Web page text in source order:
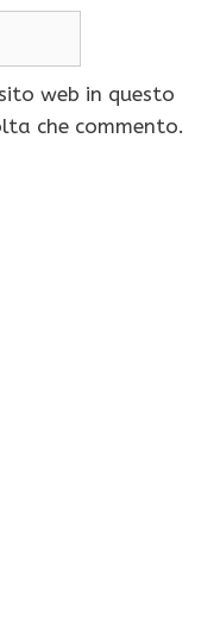
web in questo
che commento.